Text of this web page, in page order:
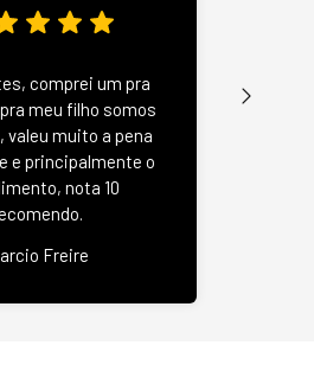
comprei um pra
meu filho somos
muito a pena
e principalmente o
nota 10
Freire